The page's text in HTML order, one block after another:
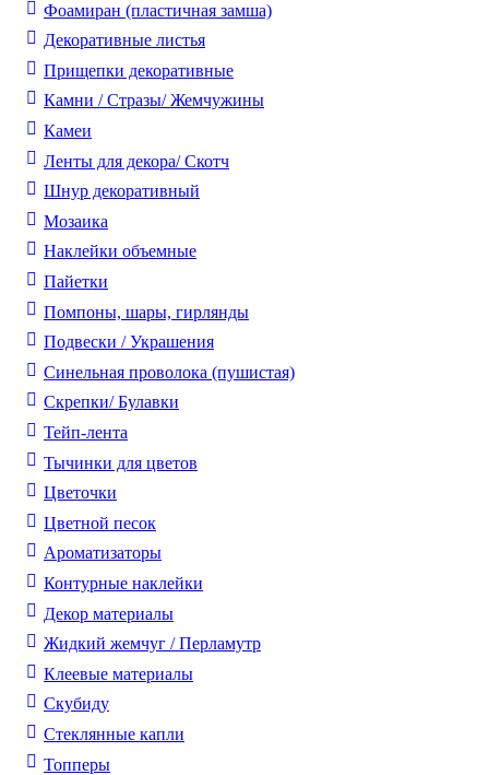
Фоамиран (пластичная замша)
Декоративные листья
Прищепки декоративные
Камни / Cтразы/ Жемчужины
Камеи
Ленты для декора/ Скотч
Шнур декоративный
Мозаика
Наклейки объемные
Пайетки
Помпоны, шары, гирлянды
Подвески / Украшения
Синельная проволока (пушистая)
Скрепки/ Булавки
Тейп-лента
Тычинки для цветов
Цветочки
Цветной песок
Ароматизаторы
Контурные наклейки
Декор материалы
Жидкий жемчуг / Перламутр
Клеевые материалы
Скубиду
Стеклянные капли
Топперы